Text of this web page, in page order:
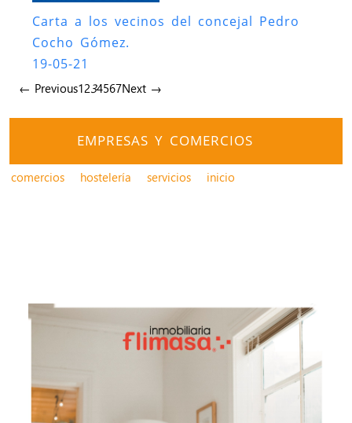
Carta a los vecinos del concejal Pedro
Cocho Gómez.
19-05-21
← Previous1234567Next →
EMPRESAS Y COMERCIOS
comercios hostelería servicios inicio